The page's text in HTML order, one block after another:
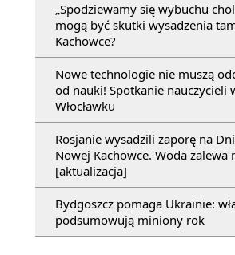
„Spodziewamy się wybuchu
mogą być skutki wysadzenia
Kachowce?
Nowe technologie nie muszą
od nauki! Spotkanie nauczycieli
Włocławku
Rosjanie wysadzili zaporę na
Nowej Kachowce. Woda zalewa
[aktualizacja]
Bydgoszcz pomaga Ukrainie:
podsumowują miniony rok